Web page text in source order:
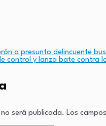
a presunto delincuente
control y lanza bate contra
será publicada. Los